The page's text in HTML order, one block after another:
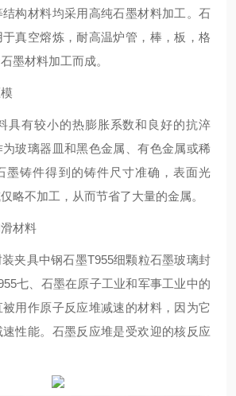
构材料均采用高纯石墨材料加工。石
真空熔炼，耐高温炉管，棒，板，格
墨材料加工而成。
有较小的热膨胀系数和良好的抗淬
玻璃器皿和黑色金属、有色金属或稀
墨铸件得到的铸件尺寸准确，表面光
略不加工，从而节省了大量的金属。
材料
夹具中钢石墨T955细颗粒石墨玻璃封
七、石墨在原子工业和军事工业中的
用作原子反应堆减速的材料，因为它
性能。石墨反应堆是受欢迎的核反应